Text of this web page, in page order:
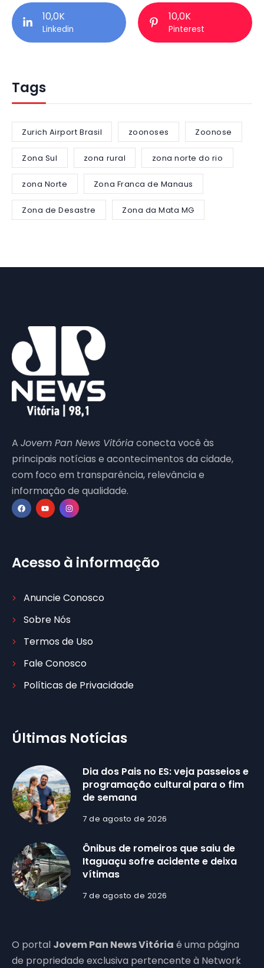
10,0K
Linkedin
10,0K
Pinterest
Tags
Zurich Airport Brasil zoonoses Zoonose
Zona Sul zona rural zona norte do rio
zona Norte Zona Franca de Manaus
Zona de Desastre Zona da Mata MG
A Jovem Pan News Vitóriaconecta você às
principais notícias e acontecimentos da cidade,
com foco em transparência, relevância e
informação de qualidade.
Acesso à informação
Anuncie Conosco
Sobre Nós
Termos de Uso
Fale Conosco
Políticas de Privacidade
Últimas Notícias
Dia dos Pais no ES: veja passeios e
programação cultural para o fim
de semana
7 de agosto de 2026
Ônibus de romeiros que saiu de
Itaguaçu sofre acidente e deixa
vítimas
7 de agosto de 2026
O portal Jovem Pan News Vitória é uma página
de propriedade exclusiva pertencente à Network